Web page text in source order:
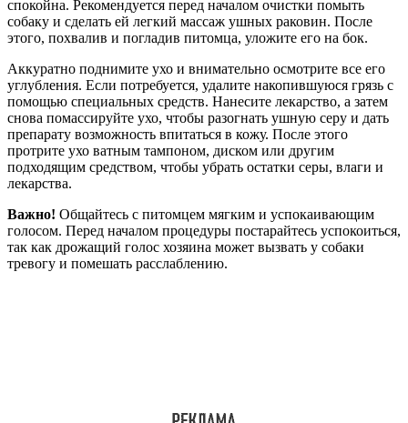
спокойна. Рекомендуется перед началом очистки помыть
собаку и сделать ей легкий массаж ушных раковин. После
этого, похвалив и погладив питомца, уложите его на бок.
Аккуратно поднимите ухо и внимательно осмотрите все его
углубления. Если потребуется, удалите накопившуюся грязь с
помощью специальных средств. Нанесите лекарство, а затем
снова помассируйте ухо, чтобы разогнать ушную серу и дать
препарату возможность впитаться в кожу. После этого
протрите ухо ватным тампоном, диском или другим
подходящим средством, чтобы убрать остатки серы, влаги и
лекарства.
Важно! Общайтесь с питомцем мягким и успокаивающим
голосом. Перед началом процедуры постарайтесь успокоиться,
так как дрожащий голос хозяина может вызвать у собаки
тревогу и помешать расслаблению.